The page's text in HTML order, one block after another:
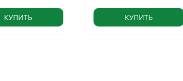
КУПИТЬ КУПИТЬ